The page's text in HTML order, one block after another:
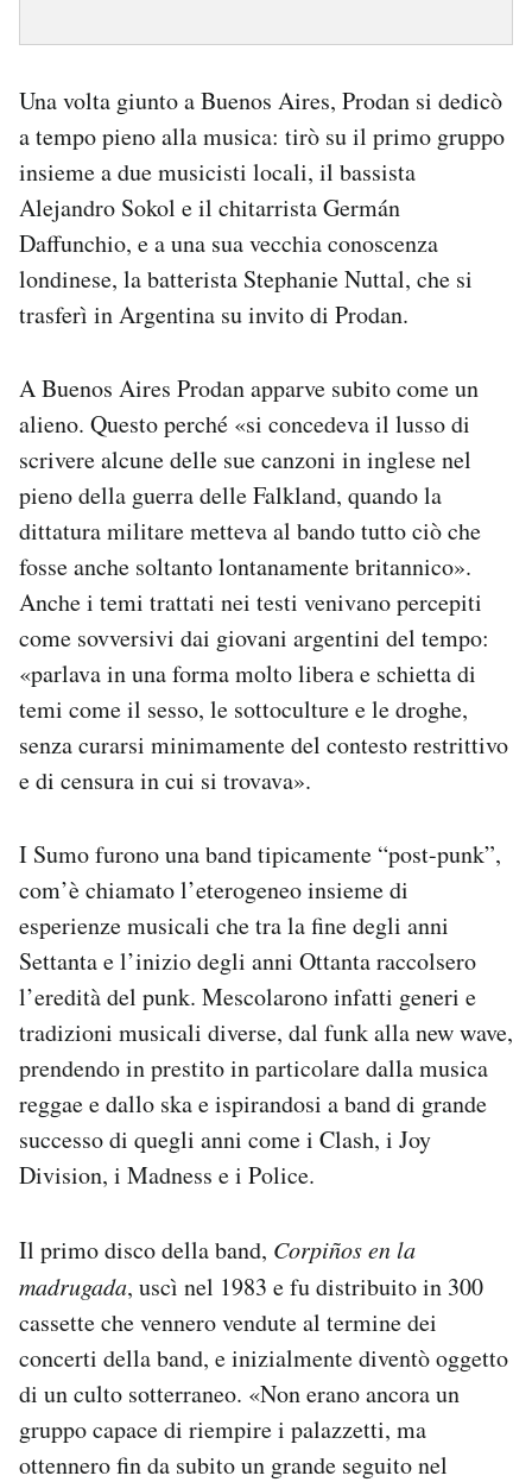
Una volta giunto a Buenos Aires, Prodan si dedicò
a tempo pieno alla musica: tirò su il primo gruppo
insieme a due musicisti locali, il bassista
Alejandro Sokol e il chitarrista Germán
Daffunchio, e a una sua vecchia conoscenza
londinese, la batterista Stephanie Nuttal, che si
trasferì in Argentina su invito di Prodan.
A Buenos Aires Prodan apparve subito come un
alieno. Questo perché «si concedeva il lusso di
scrivere alcune delle sue canzoni in inglese nel
pieno della guerra delle Falkland, quando la
dittatura militare metteva al bando tutto ciò che
fosse anche soltanto lontanamente britannico».
Anche i temi trattati nei testi venivano percepiti
come sovversivi dai giovani argentini del tempo:
«parlava in una forma molto libera e schietta di
temi come il sesso, le sottoculture e le droghe,
senza curarsi minimamente del contesto restrittivo
e di censura in cui si trovava».
I Sumo furono una band tipicamente “post-punk”,
com’è chiamato l’eterogeneo insieme di
esperienze musicali che tra la fine degli anni
Settanta e l’inizio degli anni Ottanta raccolsero
l’eredità del punk. Mescolarono infatti generi e
tradizioni musicali diverse, dal funk alla new wave,
prendendo in prestito in particolare dalla musica
reggae e dallo ska e ispirandosi a band di grande
successo di quegli anni come i Clash, i Joy
Division, i Madness e i Police.
Il primo disco della band, Corpiños en la
madrugada, uscì nel 1983 e fu distribuito in 300
cassette che vennero vendute al termine dei
concerti della band, e inizialmente diventò oggetto
di un culto sotterraneo. «Non erano ancora un
gruppo capace di riempire i palazzetti, ma
ottennero fin da subito un grande seguito nel